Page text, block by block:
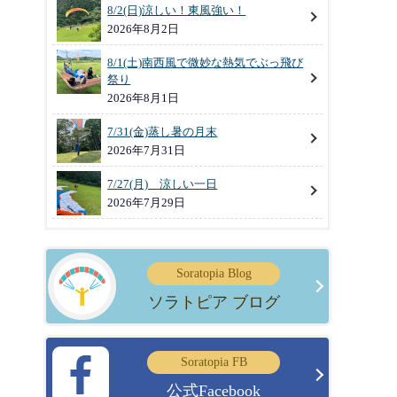
8/2(日)涼しい！東風強い！
2026年8月2日
8/1(土)南西風で微妙な熱気でぶっ飛び
祭り
2026年8月1日
7/31(金)蒸し暑の月末
2026年7月31日
7/27(月) 涼しい一日
2026年7月29日
Soratopia Blog
ソラトピア ブログ
Soratopia FB
公式Facebook